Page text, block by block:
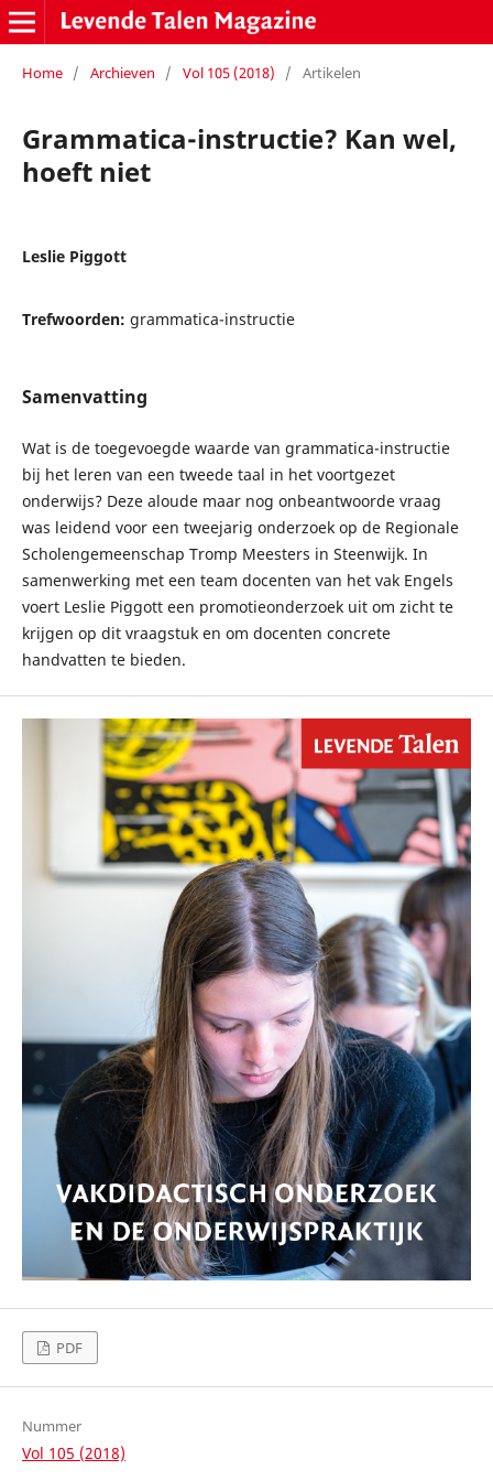
Home / Archieven / Vol 105 (2018) / Artikelen
Grammatica-instructie? Kan wel,
hoeft niet
Leslie Piggott
Trefwoorden: grammatica-instructie
Samenvatting
Wat is de toegevoegde waarde van grammatica-instructie
bij het leren van een tweede taal in het voortgezet
onderwijs? Deze aloude maar nog onbeantwoorde vraag
was leidend voor een tweejarig onderzoek op de Regionale
Scholengemeenschap Tromp Meesters in Steenwijk. In
samenwerking met een team docenten van het vak Engels
voert Leslie Piggott een promotieonderzoek uit om zicht te
krijgen op dit vraagstuk en om docenten concrete
handvatten te bieden.
PDF
Nummer
Vol 105 (2018)